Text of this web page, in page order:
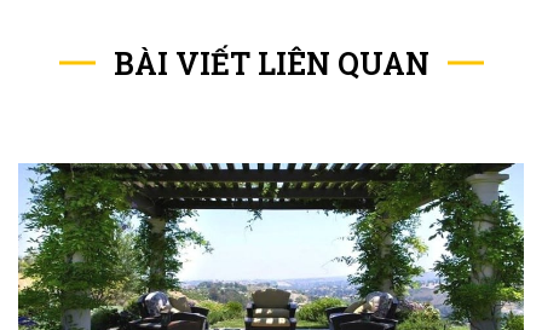
BÀI VIẾT LIÊN QUAN